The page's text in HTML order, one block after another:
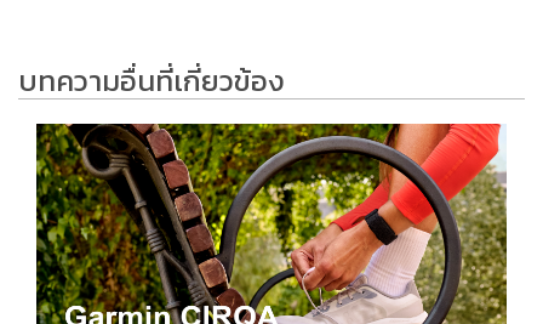
บทความอื่นที่เกี่ยวข้อง